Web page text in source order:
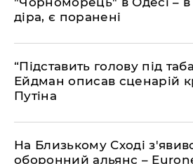
діра, є поранені
​“Підставить голову під
Ейдман описав сценарій
Путіна
На Близькому Сході
оборонний альянс –